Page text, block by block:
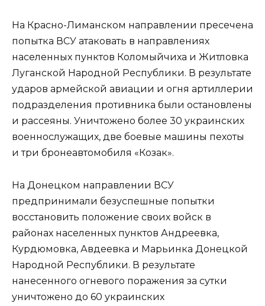
На Красно-Лиманском направлении пресечена
попытка ВСУ атаковать в направлениях
населенных пунктов Коломыйчиха и Житловка
Луганской Народной Республики. В результате
ударов армейской авиации и огня артиллерии
подразделения противника были остановлены
и рассеяны. Уничтожено более 30 украинских
военнослужащих, две боевые машины пехоты
и три бронеавтомобиля «Козак».
На Донецком направлении ВСУ
предпринимали безуспешные попытки
восстановить положение своих войск в
районах населенных пунктов Андреевка,
Курдюмовка, Авдеевка и Марьинка Донецкой
Народной Республики. В результате
нанесенного огневого поражения за сутки
уничтожено до 60 украинских